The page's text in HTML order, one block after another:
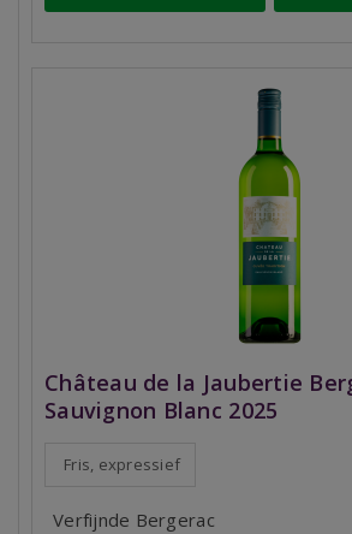
Château de la Jaubertie
Sauvignon Blanc 2025
Fris, expressief
Verfijnde Bergerac